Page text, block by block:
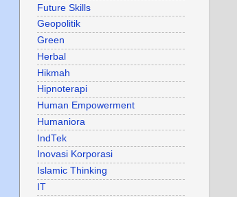
Future Skills
Geopolitik
Green
Herbal
Hikmah
Hipnoterapi
Human Empowerment
Humaniora
IndTek
Inovasi Korporasi
Islamic Thinking
IT